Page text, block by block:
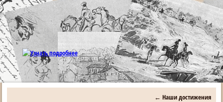
← Наши достижения